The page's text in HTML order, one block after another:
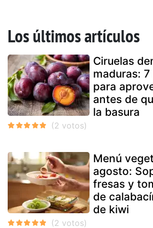
Los últimos artículos
Ciruelas
maduras:
para
antes de
la basura
Menú
agosto:
fresas y
de
de kiwi